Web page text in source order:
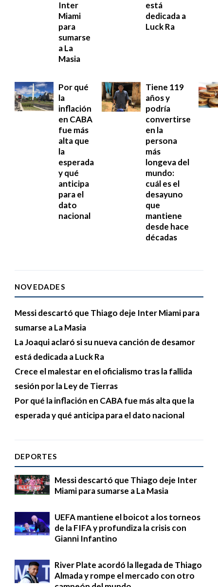
Inter
Miami
para
sumarse
a La
Masia
está
dedicada a
Luck Ra
Por qué
la
inflación
en CABA
fue más
alta que
la
esperada
y qué
anticipa
para el
dato
nacional
Tiene 119
años y
podría
convertirse
en la
persona
más
longeva del
mundo:
cuál es el
desayuno
que
mantiene
desde hace
décadas
NOVEDADES
Messi descartó que Thiago deje Inter Miami para
sumarse a La Masia
La Joaqui aclaró si su nueva canción de desamor
está dedicada a Luck Ra
Crece el malestar en el oficialismo tras la fallida
sesión por la Ley de Tierras
Por qué la inflación en CABA fue más alta que la
esperada y qué anticipa para el dato nacional
DEPORTES
Messi descartó que Thiago deje Inter
Miami para sumarse a La Masia
UEFA mantiene el boicot a los torneos
de la FIFA y profundiza la crisis con
Gianni Infantino
River Plate acordó la llegada de Thiago
Almada y rompe el mercado con otro